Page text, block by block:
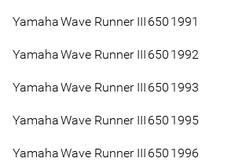
YamahaWave Runner III 650 1991
YamahaWave Runner III 650 1992
YamahaWave Runner III 650 1993
YamahaWave Runner III 650 1995
YamahaWave Runner III 650 1996